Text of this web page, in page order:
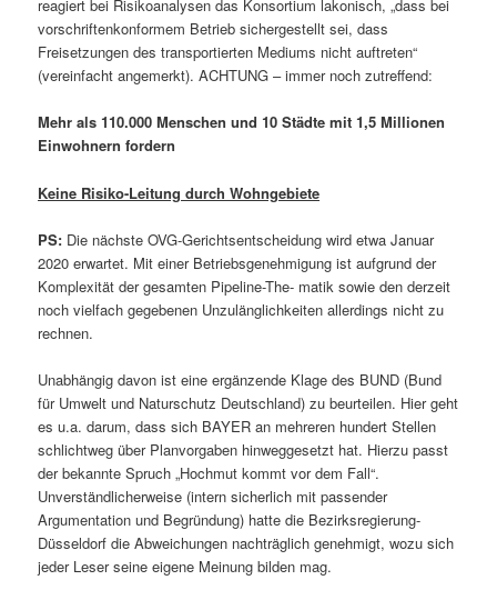
reagiert bei Risikoanalysen das Konsortium lakonisch, „dass bei
vorschrif­tenkonformem Betrieb sichergestellt sei, dass
Freisetzungen des transportierten Me­diums nicht auftreten“
(vereinfacht angemerkt). ACHTUNG – immer noch zutreffend:
Mehr als 110.000 Menschen und 10 Städte mit 1,5 Millionen
Einwohnern fordern
Keine Risiko-Leitung durch Wohngebiete
PS: Die nächste OVG-Gerichtsentscheidung wird etwa Januar
2020 erwartet. Mit ei­ner Betriebsgenehmigung ist aufgrund der
Komplexität der gesamten Pipeline-The- ma­tik sowie den derzeit
noch vielfach gegebenen Unzulänglichkeiten allerdings nicht zu
rechnen.
Unabhängig davon ist eine ergänzende Klage des BUND (Bund
für Umwelt und Na­turschutz Deutschland) zu beurteilen. Hier geht
es u.a. darum, dass sich BAYER an mehreren hundert Stellen
schlichtweg über Planvorgaben hinweggesetzt hat. Hierzu passt
der bekannte Spruch „Hochmut kommt vor dem Fall“.
Unverständlicherweise (intern sicherlich mit passender
Argumentation und Begründung) hatte die Bezirksregierung-
Düsseldorf die Abweichungen nachträglich genehmigt, wozu sich
jeder Leser seine eigene Meinung bilden mag.